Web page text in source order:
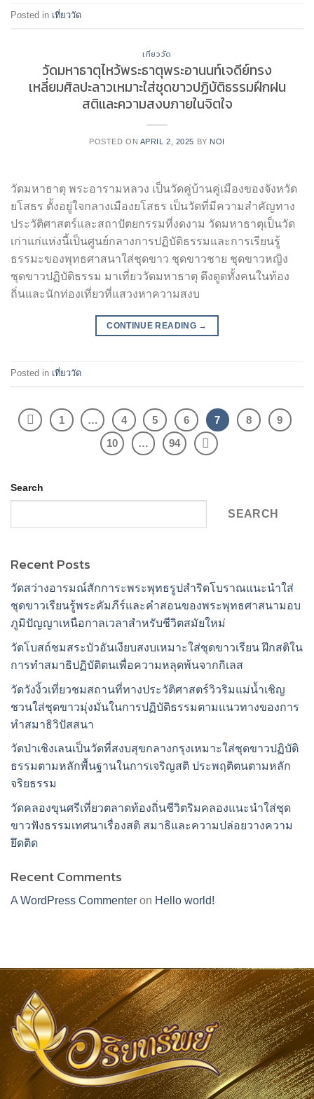
Posted in เที่ยววัด
เที่ยววัด
วัดมหาธาตุไหว้พระธาตุพระอานนท์เจดีย์ทรง
เหลี่ยมศิลปะลาวเหมาะใส่ชุดขาวปฏิบัติธรรมฝึกฝน
สติและความสงบภายในจิตใจ
POSTED ON APRIL 2, 2025 BY NOI
วัดมหาธาตุ พระอารามหลวง เป็นวัดคู่บ้านคู่เมืองของจังหวัด
ยโสธร ตั้งอยู่ใจกลางเมืองยโสธร เป็นวัดที่มีความสำคัญทาง
ประวัติศาสตร์และสถาปัตยกรรมที่งดงาม วัดมหาธาตุเป็นวัด
เก่าแก่แห่งนี้เป็นศูนย์กลางการปฏิบัติธรรมและการเรียนรู้
ธรรมะของพุทธศาสนาใส่ชุดขาว ชุดขาวชาย ชุดขาวหญิง
ชุดขาวปฏิบัติธรรม มาเที่ยววัดมหาธาตุ ดึงดูดทั้งคนในท้อง
ถิ่นและนักท่องเที่ยวที่แสวงหาความสงบ
CONTINUE READING →
Posted in เที่ยววัด
1 … 4 5 6 7 8
9
10
… 94
Search
SEARCH
Recent Posts
วัดสว่างอารมณ์สักการะพระพุทธรูปสำริดโบราณแนะนำใส่
ชุดขาวเรียนรู้พระคัมภีร์และคำสอนของพระพุทธศาสนามอบ
ภูมิปัญญาเหนือกาลเวลาสำหรับชีวิตสมัยใหม่
วัดโบสถ์ชมสระบัวอันเงียบสงบเหมาะใส่ชุดขาวเรียน ฝึกสติใน
การทำสมาธิปฏิบัติตนเพื่อความหลุดพ้นจากกิเลส
วัดวังงิ้วเที่ยวชมสถานที่ทางประวัติศาสตร์วิวริมแม่น้ำเชิญ
ชวนใส่ชุดขาวมุ่งมั่นในการปฏิบัติธรรมตามแนวทางของการ
ทำสมาธิวิปัสสนา
วัดป่าเชิงเลนเป็นวัดที่สงบสุขกลางกรุงเหมาะใส่ชุดขาวปฏิบัติ
ธรรมตามหลักพื้นฐานในการเจริญสติ ประพฤติตนตามหลัก
จริยธรรม
วัดคลองขุนศรีเที่ยวตลาดท้องถิ่นชีวิตริมคลองแนะนำใส่ชุด
ขาวฟังธรรมเทศนาเรื่องสติ สมาธิและความปล่อยวางความ
ยึดติด
Recent Comments
A WordPress Commenter on Hello world!